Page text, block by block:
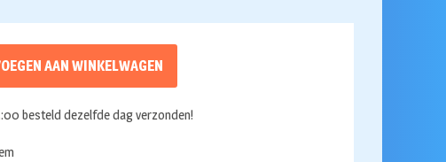
AAN WINKELWAGEN
besteld dezelfde dag verzonden!